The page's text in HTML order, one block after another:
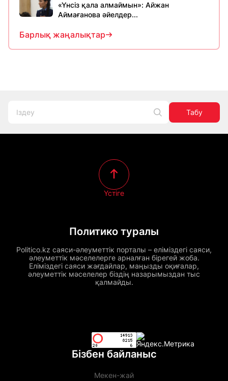
«Үнсіз қала алмаймын»: Айжан
Аймағанова әйелдер...
Барлық жаңалықтар
Табу
Политико туралы
Politico.kz саяси-әлеуметтік порталы – еліміздегі саяси,
әлеуметтік мәселелерге арналған бірегей жоба.
Еліміздегі саяси жағдайлар, маңызды оқиғалар,
әлеуметтік мәселелер біздің назарымыздан тыс
қалмайды.
Үстіге
Бізбен байланыс
Мекен-жай